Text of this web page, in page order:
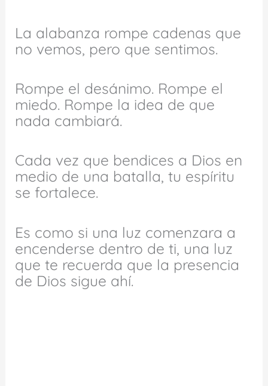
La alabanza rompe cadenas que
no vemos, pero que sentimos.
Rompe el desánimo. Rompe el
miedo. Rompe la idea de que
nada cambiará.
Cada vez que bendices a Dios en
medio de una batalla, tu espíritu
se fortalece.
Es como si una luz comenzara a
encenderse dentro de ti, una luz
que te recuerda que la presencia
de Dios sigue ahí.